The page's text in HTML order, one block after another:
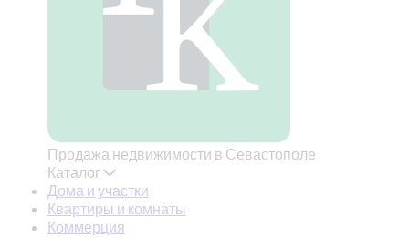
Продажа недвижимости в Севастополе
Каталог
Дома и участки
Квартиры и комнаты
Коммерция